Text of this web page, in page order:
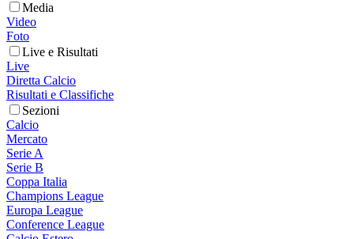
Media
Video
Foto
Live e Risultati
Live
Diretta Calcio
Risultati e Classifiche
Sezioni
Calcio
Mercato
Serie A
Serie B
Coppa Italia
Champions League
Europa League
Conference League